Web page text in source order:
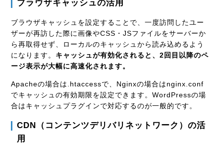
ブラウザキャッシュの活用
ブラウザキャッシュを設定することで、一度訪問したユー
ザーが再訪した際に画像やCSS・JSファイルをサーバーか
ら再取得せず、ローカルのキャッシュから読み込めるよう
になります。 キャッシュが有効化されると、2回目以降のペ
ージ表示が大幅に高速化されます。
Apacheの場合は.htaccessで、Nginxの場合はnginx.conf
でキャッシュの有効期限を設定できます。WordPressの場
合はキャッシュプラグインで対応するのが一般的です。
CDN（コンテンツデリバリネットワーク）の活
用